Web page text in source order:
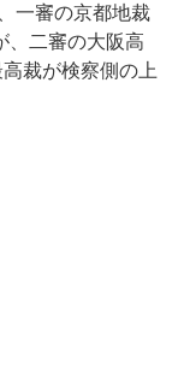
一審の京都地裁
、二審の大阪高
裁が検察側の上